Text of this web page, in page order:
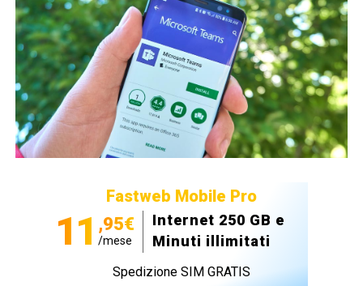
Fastweb Mobile Pro
11 ,95€
/mese
Internet 250 GB e
Minuti illimitati
Spedizione SIM GRATIS